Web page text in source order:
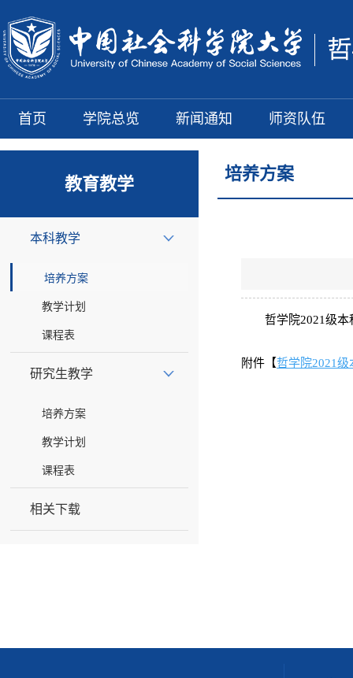
首页 学院总览 新闻通知 师资队伍
教育教学
本科教学
培养方案
教学计划
课程表
研究生教学
培养方案
教学计划
课程表
相关下载
培养方案
哲学院2021级
附件【哲学院2021